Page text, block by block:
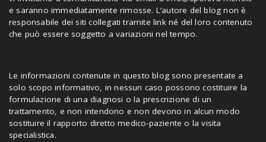
e saranno immediatamente rimosse. L’autore del blog non è
responsabile dei siti collegati tramite link né del loro contenuto
che può essere soggetto a variazioni nel tempo.
Le informazioni contenute in questo blog sono presentate a
solo scopo informativo, in nessun caso possono costituire la
formulazione di una diagnosi o la prescrizione di un
trattamento, e non intendono e non devono in alcun modo
sostituire il rapporto diretto medico-paziente o la visita
specialistica.